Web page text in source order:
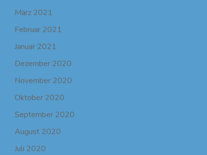
März 2021
Februar 2021
Januar 2021
Dezember 2020
November 2020
Oktober 2020
September 2020
August 2020
Juli 2020